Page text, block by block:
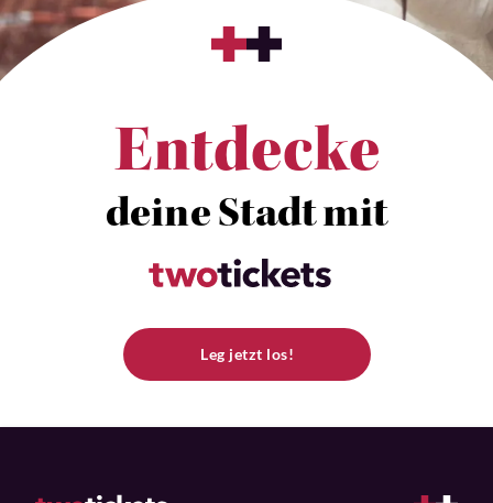
Entdecke
deine Stadt mit
Leg jetzt los!